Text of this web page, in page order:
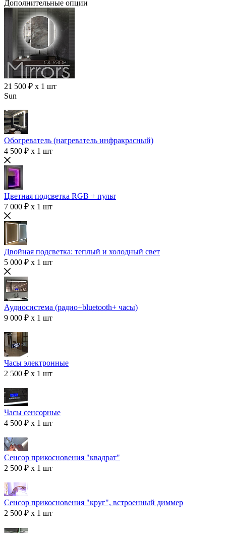
Дополнительные опции
21 500 ₽ x 1 шт
Sun
Обогреватель (нагреватель инфракрасный)
4 500 ₽ x 1 шт
Цветная подсветка RGB + пульт
7 000 ₽ x 1 шт
Двойная подсветка: теплый и холодный свет
5 000 ₽ x 1 шт
Аудиосистема (радио+bluetooth+ часы)
9 000 ₽ x 1 шт
Часы электронные
2 500 ₽ x 1 шт
Часы сенсорные
4 500 ₽ x 1 шт
Сенсор прикосновения "квадрат"
2 500 ₽ x 1 шт
Сенсор прикосновения "круг", встроенный диммер
2 500 ₽ x 1 шт